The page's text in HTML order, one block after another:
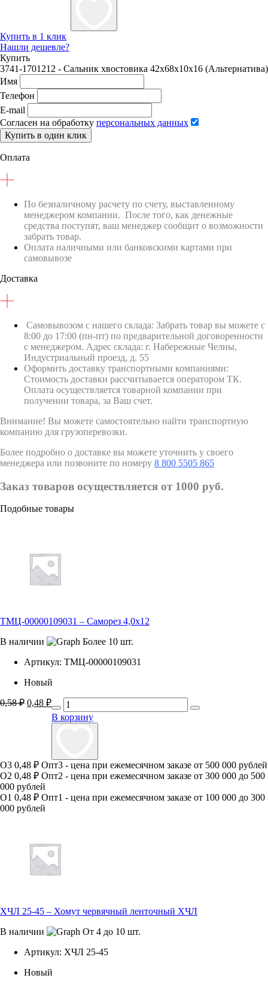
Купить в 1 клик
Нашли дешевле?
Купить
3741-1701212 - Сальник хвостовика 42х68х10х16 (Альтернатива)
Имя
Телефон
E-mail
Согласен на обработку персональных данных
Купить в один клик
Оплата
По безналичному расчету по счету, выставленному
менеджером компании. После того, как денежные
средства поступят, ваш менеджер сообщит о возможности
забрать товар.
Оплата наличными или банковскими картами при
самовывозе
Доставка
Самовывозом с нашего склада: Забрать товар вы можете с
8:00 до 17:00 (пн-пт) по предварительной договоренности
с менеджером. Адрес склада: г. Набережные Челны,
Индустриальный проезд, д. 55
Оформить доставку транспортными компаниями:
Стоимость доставки рассчитывается оператором ТК.
Оплата осуществляется товарной компании при
получении товара, за Ваш счет.
Внимание! Вы можете самостоятельно найти транспортную
компанию для грузоперевозки.
Более подробно о доставке вы можете уточнить у своего
менеджера или позвоните по номеру 8 800 5505 865
Заказ товаров осуществляется от 1000 руб.
Подобные товары
ТМЦ-00000109031 – Саморез 4,0х12
В наличии
Более 10 шт.
Артикул: ТМЦ-00000109031
Новый
0,58₽ Первоначальная
составляла
0,48 ₽Текущая
цена:
0,48 ₽.
В корзину
О3 0,48 ₽ Опт3 - цена при ежемесячном заказе от 500 000 рублей
О2 0,48 ₽ Опт2 - цена при ежемесячном заказе от 300 000 до 500
000 рублей
О1 0,48 ₽ Опт1 - цена при ежемесячном заказе от 100 000 до 300
000 рублей
ХЧЛ 25-45 – Хомут червячный ленточный ХЧЛ
В наличии
От 4 до 10 шт.
Артикул: ХЧЛ 25-45
Новый